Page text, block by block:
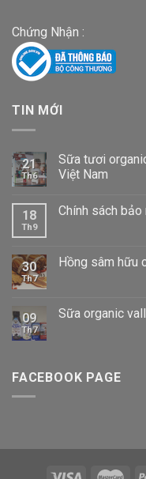
Chứng Nhận :
TIN MỚI
21
Th6
Sữa tươi
Việt Nam
18
Th9
Chính sách
30
Th7
Hồng sâm hữu
09
Th7
Sữa organic
FACEBOOK PAGE